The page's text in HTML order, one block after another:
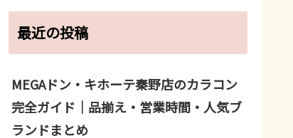
最近の投稿
MEGAドン・キホーテ秦野店のカラコン
完全ガイド｜品揃え・営業時間・人気ブ
ランドまとめ